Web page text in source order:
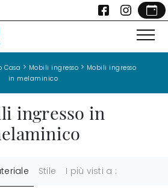
Casa > Mobili ingresso > Mobili ingresso
in melaminico
ingresso in
Stile I più visti a :